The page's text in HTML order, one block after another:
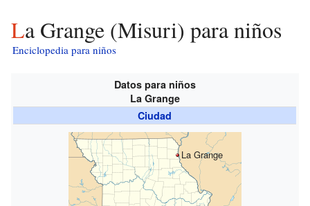
La Grange (Misuri) para niños
Enciclopedia para niños
Datos para niños
La Grange
Ciudad
La Grange